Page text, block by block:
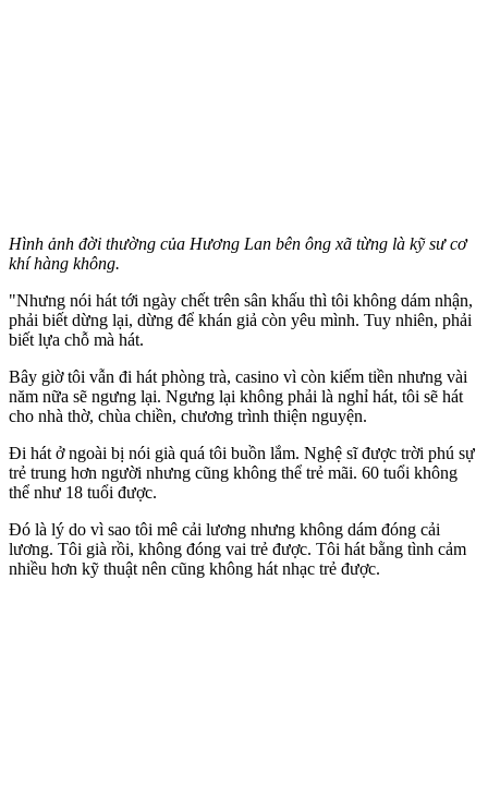
Hình ảnh đời thường của Hương Lan bên ông xã từng là kỹ sư cơ
khí hàng không.
"Nhưng nói hát tới ngày chết trên sân khấu thì tôi không dám nhận,
phải biết dừng lại, dừng để khán giả còn yêu mình. Tuy nhiên, phải
biết lựa chỗ mà hát.
Bây giờ tôi vẫn đi hát phòng trà, casino vì còn kiếm tiền nhưng vài
năm nữa sẽ ngưng lại. Ngưng lại không phải là nghỉ hát, tôi sẽ hát
cho nhà thờ, chùa chiền, chương trình thiện nguyện.
Đi hát ở ngoài bị nói già quá tôi buồn lắm. Nghệ sĩ được trời phú sự
trẻ trung hơn người nhưng cũng không thể trẻ mãi. 60 tuổi không
thể như 1‌8 tuổ‌i được.
Đó là lý do vì sao tôi mê cải lương nhưng không dám đóng cải
lương. Tôi già rồi, không đóng vai trẻ được. Tôi hát bằng tình cảm
nhiều hơn kỹ thuật nên cũng không hát nhạc trẻ được.